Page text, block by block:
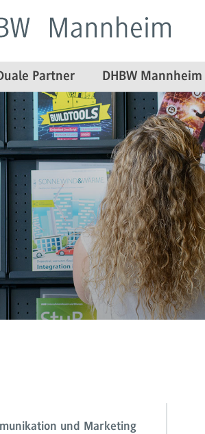
Partner DHBW Mannheim
und Marketing